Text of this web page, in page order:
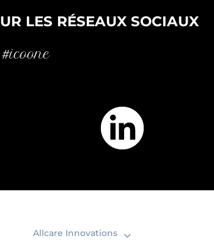
LES RÉSEAUX SOCIAUX
#icoone
Allcare Innovations